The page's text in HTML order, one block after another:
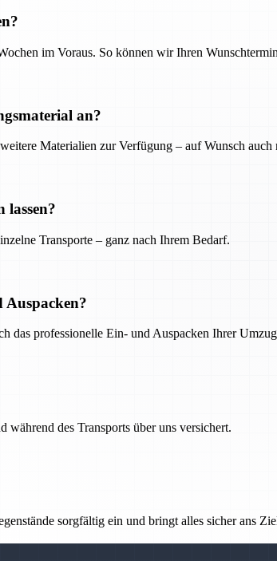
im Voraus. So können wir Ihren
an?
Materialien zur Verfügung – auf Wunsch
Transporte – ganz nach Ihrem Bedarf.
das professionelle Ein- und Auspacken Ihrer
während des Transports über uns versichert.
sorgfältig ein und bringt alles sicher ans